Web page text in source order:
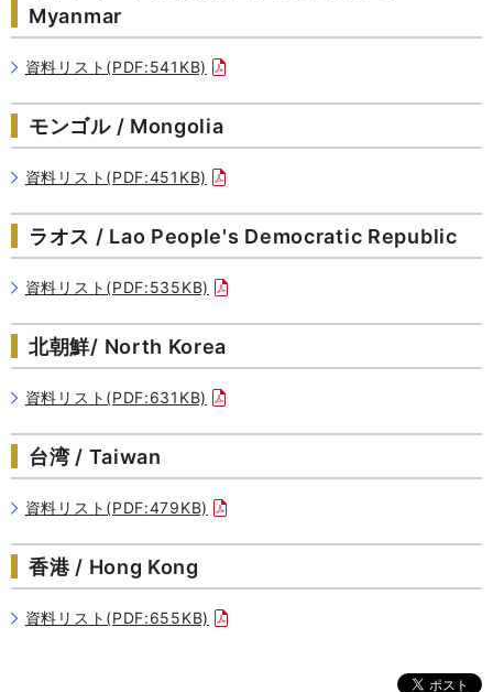
Myanmar
資料リスト(PDF:541KB)
モンゴル / Mongolia
資料リスト(PDF:451KB)
ラオス / Lao People's Democratic Republic
資料リスト(PDF:535KB)
北朝鮮/ North Korea
資料リスト(PDF:631KB)
台湾 / Taiwan
資料リスト(PDF:479KB)
香港 / Hong Kong
資料リスト(PDF:655KB)